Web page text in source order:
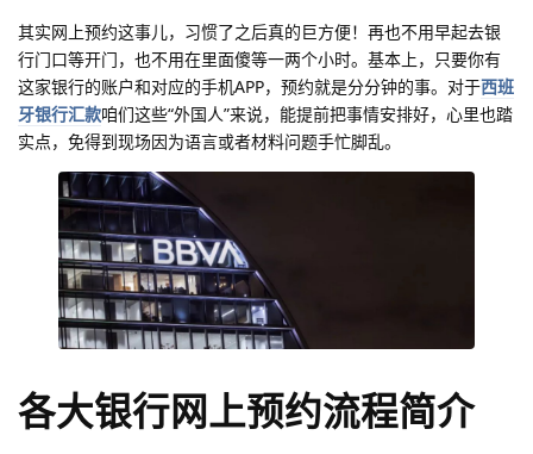
其实网上预约这事儿，习惯了之后真的巨方便！再也不用早起去银
行门口等开门，也不用在里面傻等一两个小时。基本上，只要你有
这家银行的账户和对应的手机APP，预约就是分分钟的事。对于西班
牙银行汇款咱们这些“外国人”来说，能提前把事情安排好，心里也踏
实点，免得到现场因为语言或者材料问题手忙脚乱。
各大银行网上预约流程简介